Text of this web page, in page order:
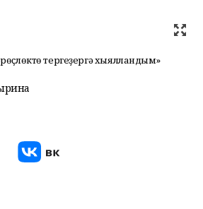
тергеҙергә хыялландым»